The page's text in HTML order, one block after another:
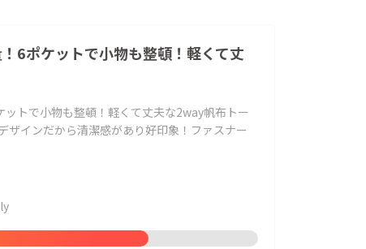
6ポケットで小物も整頓！軽くて丈
トで小物も整頓！軽くて丈夫な2way帆布トー
ザインだから清潔感があり好印象！ファスナー